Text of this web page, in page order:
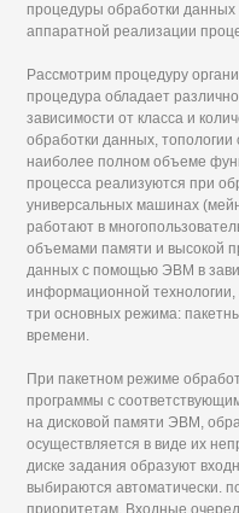
процедуры обработки данных
аппаратной реализации
Рассмотрим процедуру
процедура обладает
зависимости от класса и
обработки данных,
наиболее полном объеме
процесса реализуются при
универсальных машинах
работают в
объемами памяти и высокой
данных с помощью ЭВМ в
информационной
три основных режима:
времени.
При пакетном режиме
программы с
на дисковой памяти ЭВМ,
осуществляется в виде их
диске задания образуют
выбираются автоматически.
приоритетам. Входные